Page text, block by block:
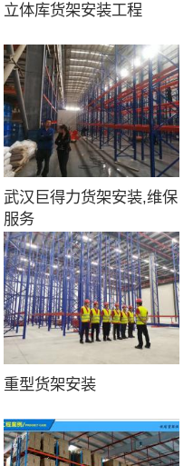
立体库货架安装工程
武汉巨得力货架安装,维保
服务
重型货架安装